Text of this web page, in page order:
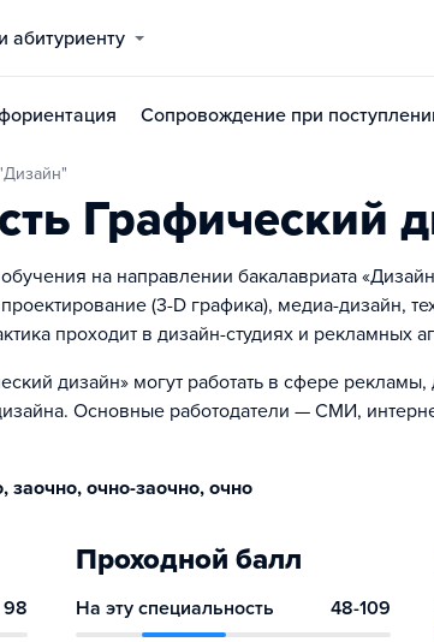
абитуриенту
Сопровождение при
Графический
на направлении бакалавриата
(3-D графика), медиа-дизайн,
проходит в дизайн-студиях и рекламных
дизайн» могут работать в сфере
Основные работодатели — СМИ,
очно-заочно, очно
98
Проходной балл
На эту специальность 48-109